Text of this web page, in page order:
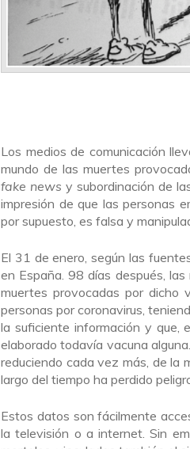
Los medios de comunicación
mundo de las muertes
fake news y subordinación de
impresión de que las personas
por supuesto, es falsa y
El 31 de enero, según las
en España. 98 días después,
muertes provocadas por dicho
personas por coronavirus,
la suficiente información y que,
elaborado todavía vacuna
reduciendo cada vez más, de la
largo del tiempo ha perdido
Estos datos son fácilmente
la televisión o a internet. Sin